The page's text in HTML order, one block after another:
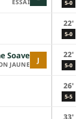
5-0
22'
5-0
J
Soave
JAUNE
22'
5-0
26'
5-5
33'